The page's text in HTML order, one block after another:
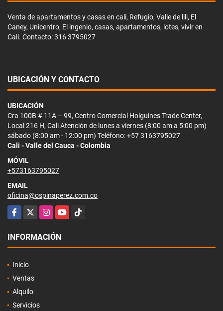
Venta de apartamentos y casas en cali, Refugio, Valle de lili, El
Caney, Unicentro, El ingenio, casas, apartamentos, lotes, vivir en
Cali. Contacto: 316 3795027
UBICACIÓN Y CONTACTO
UBICACIÓN
Cra 100B # 11A – 99, Centro Comercial Holguines Trade Center,
Local 216 H, Cali Atención de lunes a viernes (8:00 am a 5:00 pm)
sábado (8:00 am - 12:00 pm) Teléfono: +57 3163795027
Cali - Valle del Cauca - Colombia
MÓVIL
+573163795027
EMAIL
oficina@ospinaperez.com.co
Facebook
X InstagramYouTubeTikTok
INFORMACIÓN
Inicio
Ventas
Alquilo
Servicios